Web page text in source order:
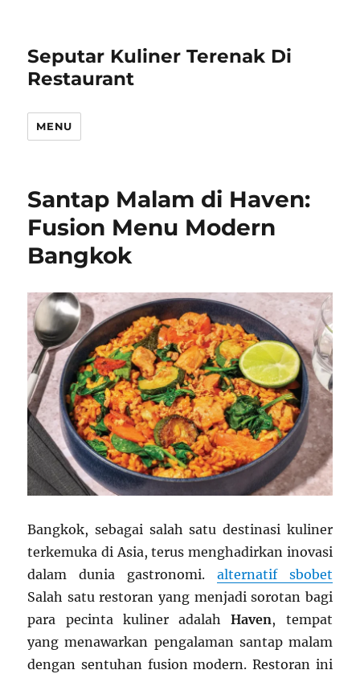
Seputar Kuliner Terenak Di
Restaurant
MENU
Santap Malam di Haven:
Fusion Menu Modern
Bangkok
Bangkok, sebagai salah satu destinasi kuliner
terkemuka di Asia, terus menghadirkan inovasi
dalam dunia gastronomi. alternatif sbobet
Salah satu restoran yang menjadi sorotan bagi
para pecinta kuliner adalahHaven, tempat
yang menawarkan pengalaman santap malam
dengan sentuhan fusion modern. Restoran ini